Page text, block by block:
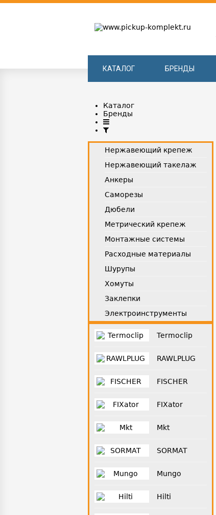
КАТАЛОГ БРЕНДЫ
Каталог
Бренды
Нержавеющий крепеж
Нержавеющий такелаж
Анкеры
Саморезы
Дюбели
Метрический крепеж
Монтажные системы
Расходные материалы
Шурупы
Хомуты
Заклепки
Электроинструменты
Termoclip
RAWLPLUG
FISCHER
FIXator
Mkt
SORMAT
Mungo
Hilti